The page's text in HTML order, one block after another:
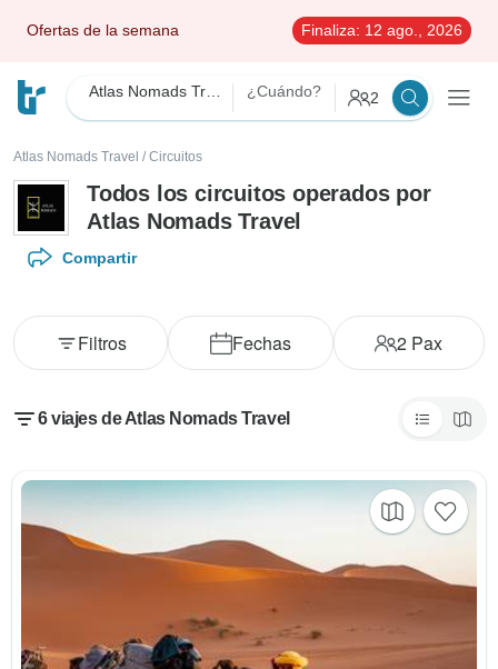
Ofertas de la semana Finaliza: 12 ago., 2026
¿Cuándo? 2
Atlas Nomads Travel / Circuitos
Todos los circuitos operados por
Atlas Nomads Travel
Compartir
Fechas 2 Pax
Filtros
6 viajes de Atlas Nomads Travel